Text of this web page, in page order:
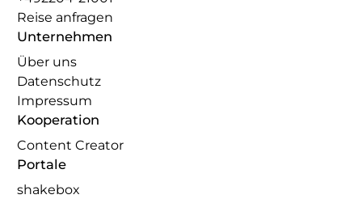
Reise anfragen
Unternehmen
Über uns
Datenschutz
Impressum
Kooperation
Content Creator
Portale
shakebox